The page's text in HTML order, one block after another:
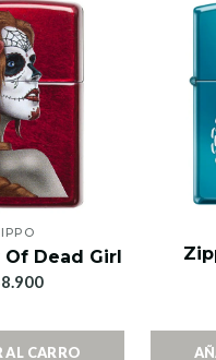
Of Dead Girl
AL CARRO